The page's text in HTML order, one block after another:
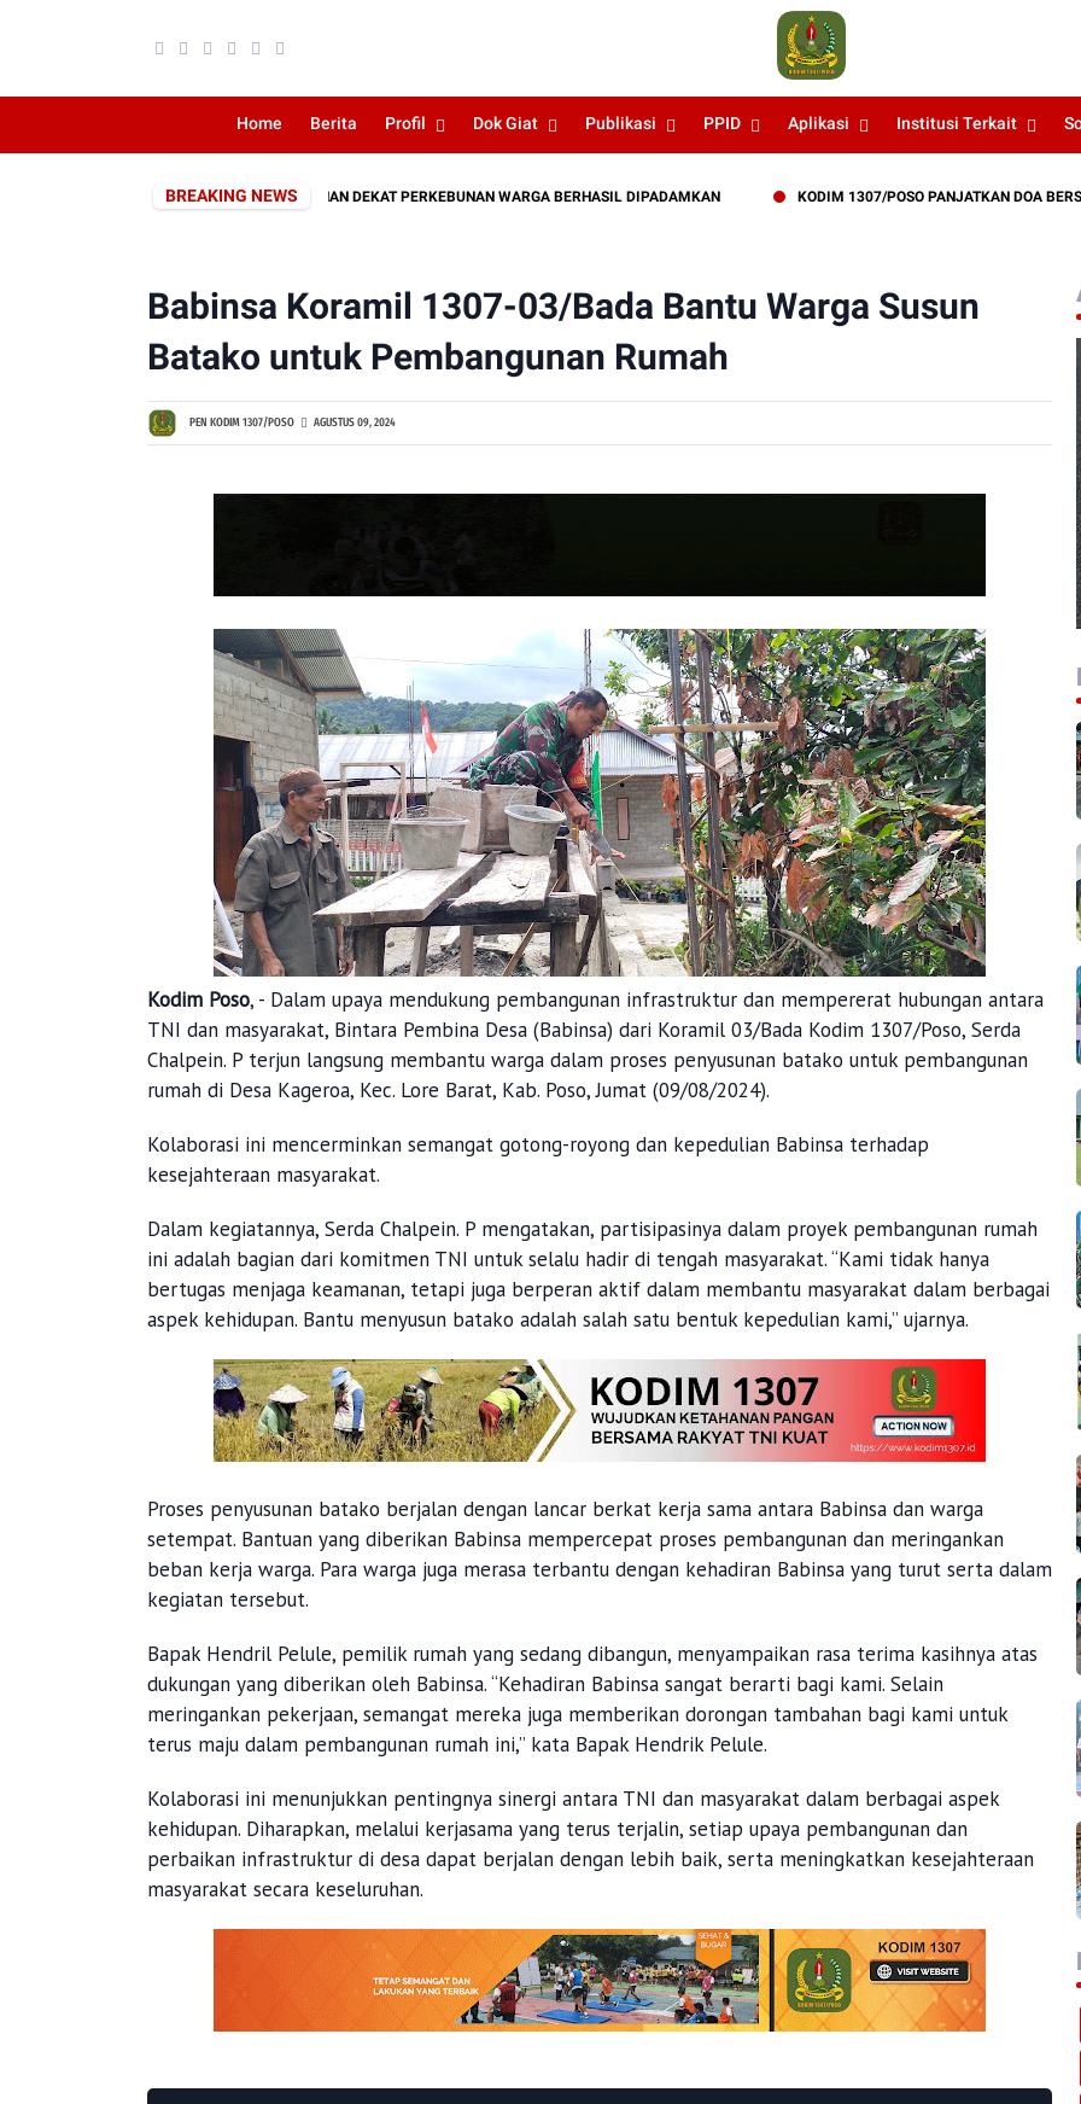
Home Berita Profil Dok Giat Publikasi PPID Aplikasi Institusi Terkait
BREAKING NEWS
KODIM 1307/POSO, KEBAKARAN LAHAN DEKAT PERKEBUNAN WARGA BERHASIL DIPADAMKAN KODIM 1307/POSO PANJATKAN DOA BERSAMA
Babinsa Koramil 1307-03/Bada Bantu Warga Susun
Batako untuk Pembangunan Rumah
PEN KODIM 1307/POSO AGUSTUS 09, 2024
Kodim Poso, - Dalam upaya mendukung pembangunan infrastruktur dan mempererat hubungan antara
TNI dan masyarakat, Bintara Pembina Desa (Babinsa) dari Koramil 03/Bada Kodim 1307/Poso, Serda
Chalpein. P terjun langsung membantu warga dalam proses penyusunan batako untuk pembangunan
rumah di Desa Kageroa, Kec. Lore Barat, Kab. Poso, Jumat (09/08/2024).
Kolaborasi ini mencerminkan semangat gotong-royong dan kepedulian Babinsa terhadap
kesejahteraan masyarakat.
Dalam kegiatannya, Serda Chalpein. P mengatakan, partisipasinya dalam proyek pembangunan rumah
ini adalah bagian dari komitmen TNI untuk selalu hadir di tengah masyarakat. “Kami tidak hanya
bertugas menjaga keamanan, tetapi juga berperan aktif dalam membantu masyarakat dalam berbagai
aspek kehidupan. Bantu menyusun batako adalah salah satu bentuk kepedulian kami,” ujarnya.
Proses penyusunan batako berjalan dengan lancar berkat kerja sama antara Babinsa dan warga
setempat. Bantuan yang diberikan Babinsa mempercepat proses pembangunan dan meringankan
beban kerja warga. Para warga juga merasa terbantu dengan kehadiran Babinsa yang turut serta dalam
kegiatan tersebut.
Bapak Hendril Pelule, pemilik rumah yang sedang dibangun, menyampaikan rasa terima kasihnya atas
dukungan yang diberikan oleh Babinsa. “Kehadiran Babinsa sangat berarti bagi kami. Selain
meringankan pekerjaan, semangat mereka juga memberikan dorongan tambahan bagi kami untuk
terus maju dalam pembangunan rumah ini,” kata Bapak Hendrik Pelule.
Kolaborasi ini menunjukkan pentingnya sinergi antara TNI dan masyarakat dalam berbagai aspek
kehidupan. Diharapkan, melalui kerjasama yang terus terjalin, setiap upaya pembangunan dan
perbaikan infrastruktur di desa dapat berjalan dengan lebih baik, serta meningkatkan kesejahteraan
masyarakat secara keseluruhan.